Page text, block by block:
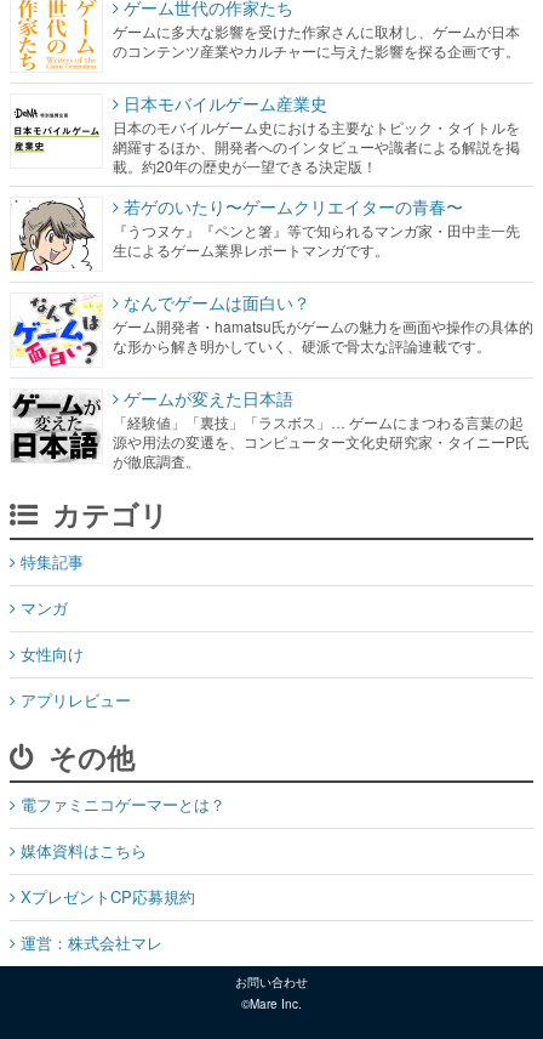
日本モバイルゲーム産業史
日本のモバイルゲーム史における主要なトピック・タイトルを
網羅するほか、開発者へのインタビューや識者による解説を掲
若ゲのいたり〜ゲームクリエイターの青春〜
『うつヌケ』『ペンと箸』等で知られるマンガ家・田中圭一先
生によるゲーム業界レポートマンガです。
なんでゲームは面白い？
ゲーム開発者・hamatsu氏がゲームの魅力を画面や操作の具体的
な形から解き明かしていく、硬派で骨太な評論連載です。
ゲームが変えた日本語
「経験値」「裏技」「ラスボス」… ゲームにまつわる言葉の起
源や用法の変遷を、コンピューター文化史研究家・タイニーP氏
カテゴリ
マンガ
女性向け
アプリレビュー
その他
電ファミニコゲーマーとは？
媒体資料はこちら
XプレゼントCP応募規約
運営：株式会社マレ